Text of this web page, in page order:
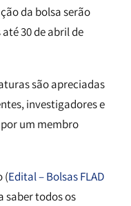
da bolsa serão
30 de abril de
são apreciadas
investigadores e
um membro
(Edital – Bolsas FLAD
saber todos os